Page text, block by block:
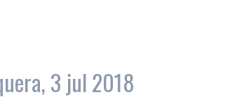
3 jul 2018